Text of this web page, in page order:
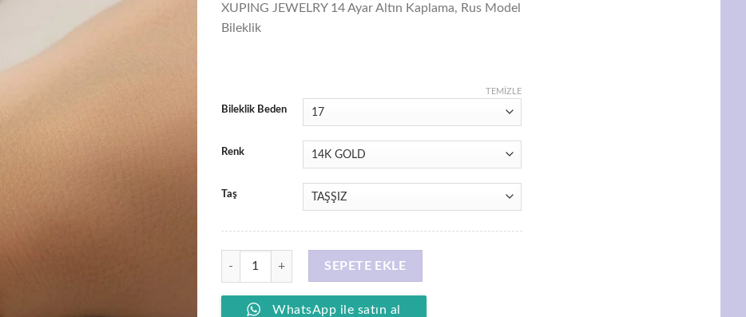
909.00 ₺.fiyat:
XUPING JEWELRY 14 Ayar Altın Kaplama, Rus Model
Bileklik
Bileklik Beden
Renk
Taş
TEMIZLE
XUPING JEWELRY 14 Ayar Altın Kaplama, Rus Model Bileklik adet
SEPETE EKLE
WhatsApp ile satın al